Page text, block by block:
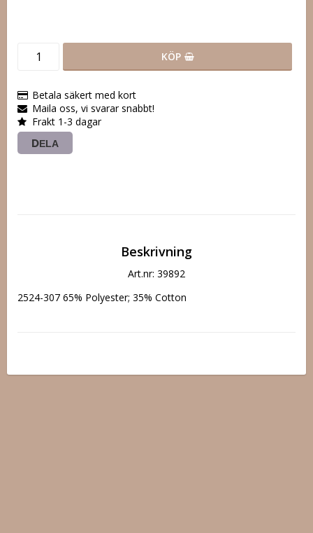
KÖP
Betala säkert med kort
Maila oss, vi svarar snabbt!
Frakt 1-3 dagar
DELA
Beskrivning
Art.nr: 39892
2524-307 65% Polyester; 35% Cotton